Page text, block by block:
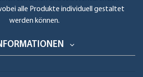
alle Produkte individuell gestaltet
werden können.